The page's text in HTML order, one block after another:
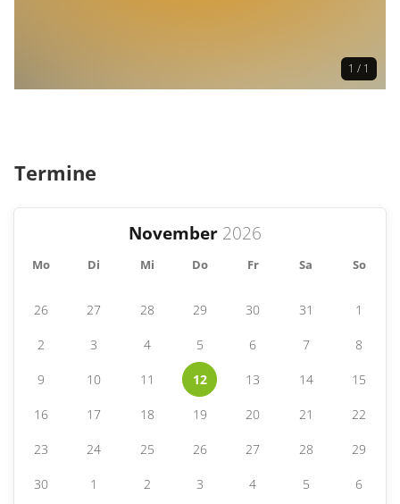
1 / 1
Termine
November
Mo Di Mi Do Fr Sa So
26 27 28 29 30 31 1
2 3 4 5 6 7 8
9 10 11 12 13 14 15
16 17 18 19 20 21 22
23 24 25 26 27 28 29
30 1 2 3 4 5 6